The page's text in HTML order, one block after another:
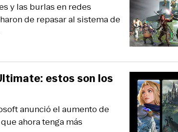
y las burlas en redes
de repasar al sistema de
anunció el aumento de
ahora tenga más
estos son los